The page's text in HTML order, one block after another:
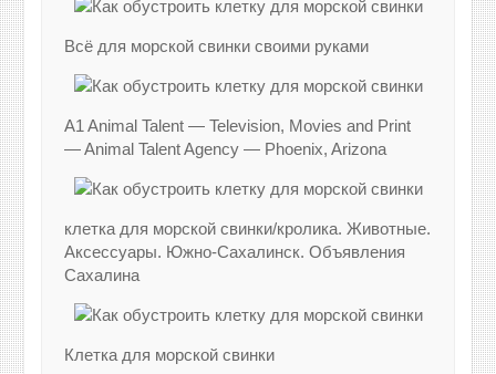
Всё для морской свинки своими руками
A1 Animal Talent — Television, Movies and Print
— Animal Talent Agency — Phoenix, Arizona
клетка для морской свинки/кролика. Животные.
Аксесcуары. Южно-Сахалинск. Объявления
Сахалина
Клетка для морской свинки